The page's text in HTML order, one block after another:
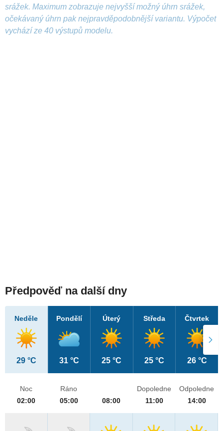
srážek. Maximum zobrazuje nejvyšší možný úhrn srážek,
očekávaný úhrn pak nejpravděpodobnější variantu. Výpočet
vychází ze 40 výstupů modelu.
Předpověď na další dny
Neděle
29 °C
Pondělí
31 °C
Úterý
25 °C
Středa
25 °C
Čtvrtek
26 °C
Noc
02:00
Ráno
05:00
08:00
Dopoledne
11:00
Odpoledne
14:00